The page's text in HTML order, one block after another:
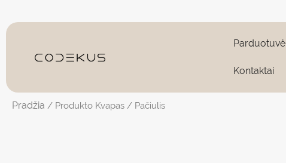
prie
Parduotuvė
Kontaktai
Pradžia / Produkto Kvapas / Pačiulis